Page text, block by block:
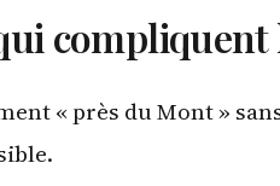
compliquent
« près du Mont »